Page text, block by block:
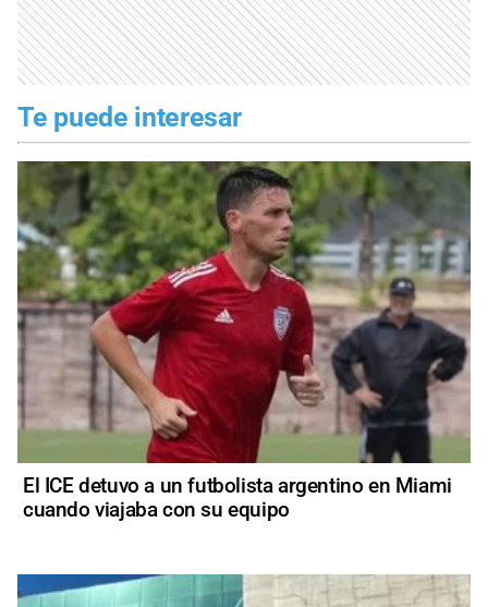
Te puede interesar
El ICE detuvo a un futbolista argentino en Miami
cuando viajaba con su equipo